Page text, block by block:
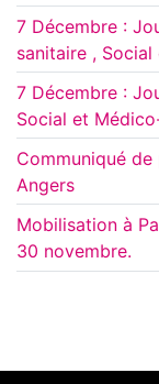
7 Décembre :
sanitaire ,
7 Décembre :
Social et
Communiqué de
Angers
Mobilisation à
30 novembre.